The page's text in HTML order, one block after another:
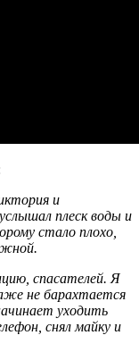
и
плеск воды и
стало плохо,
спасателей. Я
не барахтается
уходить
снял майку и